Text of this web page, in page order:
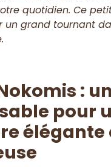
quotidien. Ce
un grand tournant
:
pour
élégante